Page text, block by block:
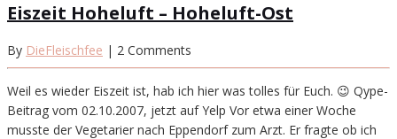
Eiszeit Hoheluft – Hoheluft-Ost
By DieFleischfee | 2 Comments
Weil es wieder Eiszeit ist, hab ich hier was tolles für Euch. 😉 Qype-
Beitrag vom 02.10.2007, jetzt auf Yelp Vor etwa einer Woche
musste der Vegetarier nach Eppendorf zum Arzt. Er fragte ob ich